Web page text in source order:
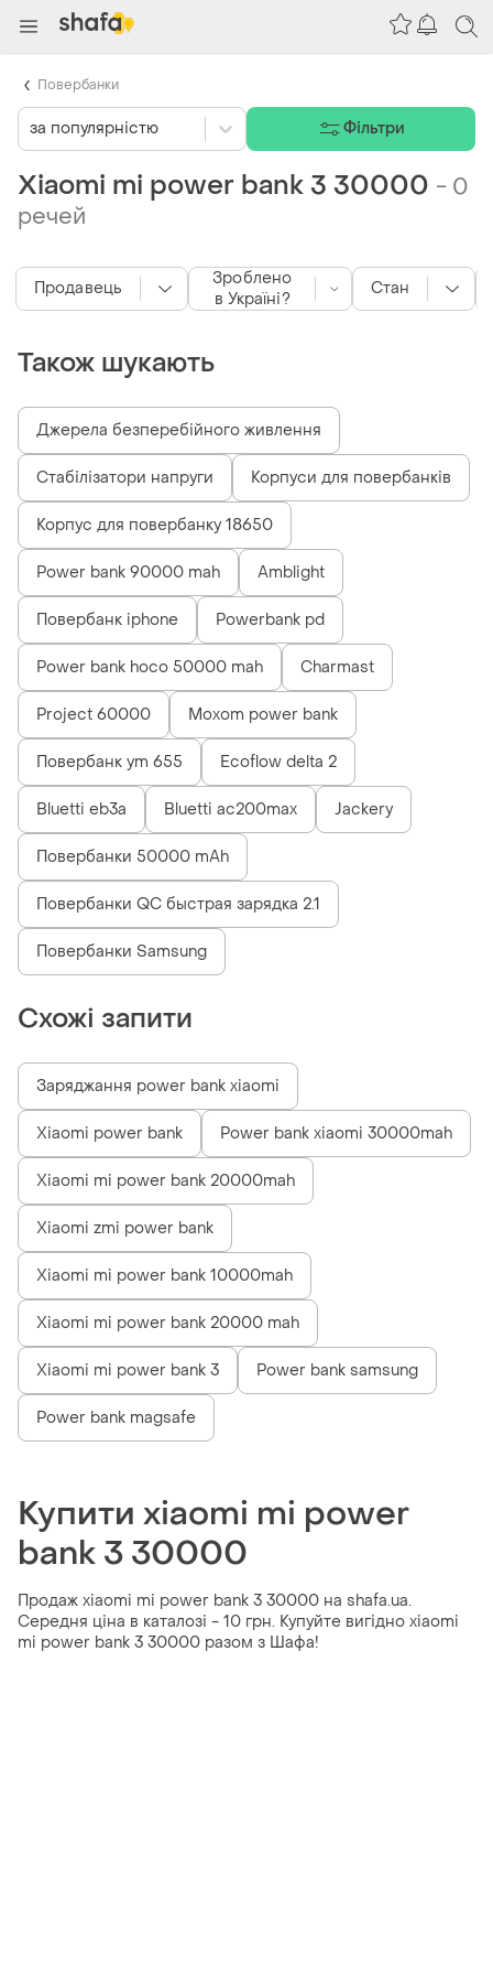
Xiaomi mi power bank 3 30000 - 0
речей
Також шукають
Джерела безперебійного живлення
Стабілізатори напруги Корпуси для повербанків
Корпус для повербанку 18650
Power bank 90000 mah Amblight
Повербанк iphone Powerbank pd
Power bank hoco 50000 mah Charmast
Project 60000 Moxom power bank
Повербанк ym 655 Ecoflow delta 2
Bluetti eb3a Bluetti ac200max Jackery
Повербанки 50000 mAh
Повербанки QC быстрая зарядка 2.1
Повербанки Samsung
Схожі запити
Заряджання power bank xiaomi
Xiaomi power bank Power bank xiaomi 30000mah
Xiaomi mi power bank 20000mah
Xiaomi zmi power bank
Xiaomi mi power bank 10000mah
Xiaomi mi power bank 20000 mah
Xiaomi mi power bank 3 Power bank samsung
Power bank magsafe
Купити xiaomi mi power
bank 3 30000
Продаж xiaomi mi power bank 3 30000 на shafa.ua.
Середня ціна в каталозі - 10 грн. Купуйте вигідно xiaomi
mi power bank 3 30000 разом з Шафа!
Продавець
Зроблено
в Україні?
Стан
за популярністю Фільтри
Повербанки